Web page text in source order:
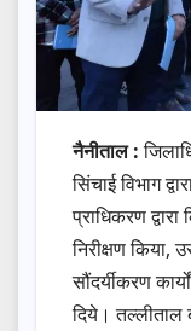
नैनीताल :
सिंचाई विभाग
प्राधिकरण
निरीक्षण किया,
सौंदर्यीकरण
दिये। तल्लीताल